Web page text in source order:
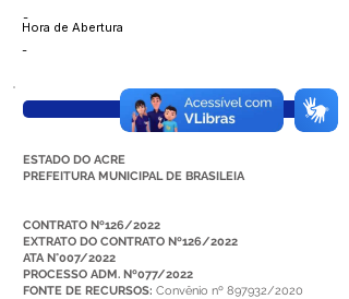
-
Hora de Abertura
-
Visualizar
ESTADO DO ACRE
PREFEITURA MUNICIPAL DE BRASILEIA
CONTRATO Nº126/2022
EXTRATO DO CONTRATO Nº126/2022
ATA N°007/2022
PROCESSO ADM. Nº077/2022
FONTE DE RECURSOS: Convênio nº 897932/2020